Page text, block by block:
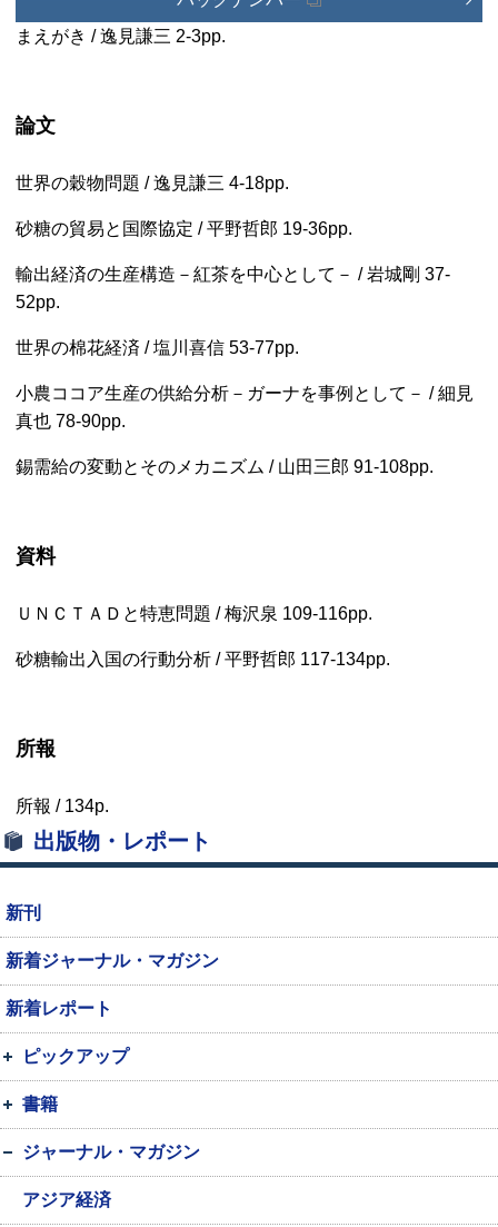
まえがき / 逸見謙三 2-3pp.
論文
世界の穀物問題 / 逸見謙三 4-18pp.
砂糖の貿易と国際協定 / 平野哲郎 19-36pp.
輸出経済の生産構造－紅茶を中心として－ / 岩城剛 37-
52pp.
世界の棉花経済 / 塩川喜信 53-77pp.
小農ココア生産の供給分析－ガーナを事例として－ / 細見
真也 78-90pp.
錫需給の変動とそのメカニズム / 山田三郎 91-108pp.
資料
ＵＮＣＴＡＤ と特恵問題 / 梅沢泉 109-116pp.
砂糖輸出入国の行動分析 / 平野哲郎 117-134pp.
所報
所報 / 134p.
出版物・レポート
新刊
新着ジャーナル・マガジン
新着レポート
ピックアップ
書籍
ジャーナル・マガジン
アジア経済